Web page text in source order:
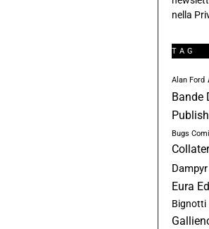
nella
TAG
Alan Ford
Bande
Bugs
Dampyr
Eura
Bignotti